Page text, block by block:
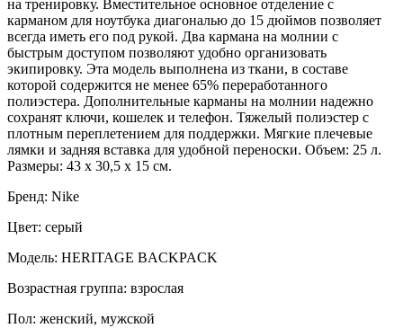
на тренировку. Вместительное основное отделение с
карманом для ноутбука диагональю до 15 дюймов позволяет
всегда иметь его под рукой. Два кармана на молнии с
быстрым доступом позволяют удобно организовать
экипировку. Эта модель выполнена из ткани, в составе
которой содержится не менее 65% переработанного
полиэстера. Дополнительные карманы на молнии надежно
сохранят ключи, кошелек и телефон. Тяжелый полиэстер с
плотным переплетением для поддержки. Мягкие плечевые
лямки и задняя вставка для удобной переноски. Объем: 25 л.
Размеры: 43 х 30,5 х 15 см.
Бренд: Nike
Цвет: серый
Модель: HERITAGE BACKPACK
Возрастная группа: взрослая
Пол: женский, мужской